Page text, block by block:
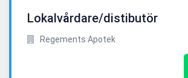
Lokalvårdare/distibutör
Regements Apotek